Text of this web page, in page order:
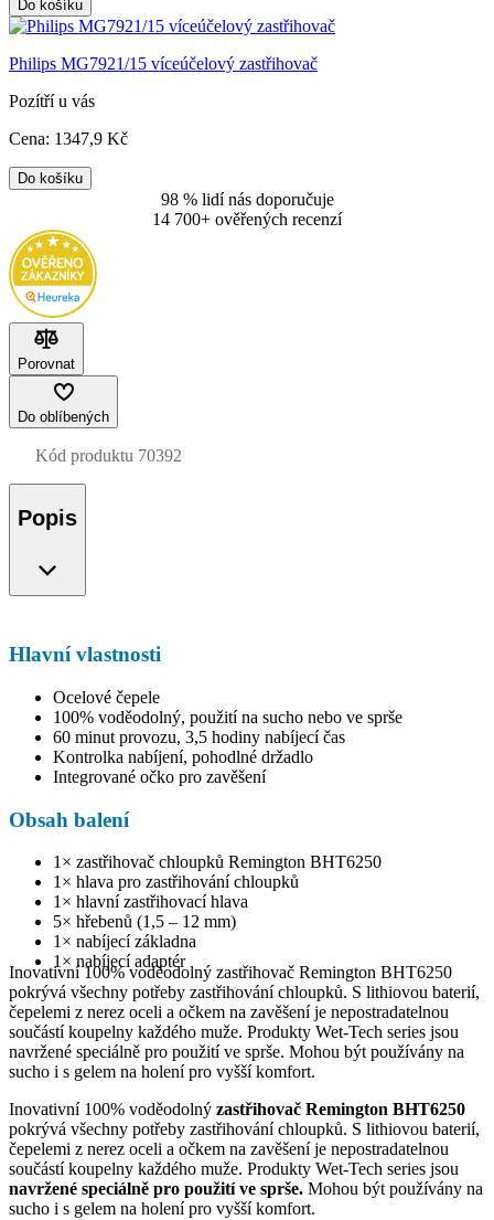
Do košíku
Philips MG7921/15 víceúčelový zastřihovač
Pozítří u vás
Cena: 1347,9 Kč
Do košíku
98 % lidí nás doporučuje
14 700+ ověřených recenzí
Porovnat
Do oblíbených
Kód produktu 70392
Popis
Hlavní vlastnosti
Ocelové čepele
100% voděodolný, použití na sucho nebo ve sprše
60 minut provozu, 3,5 hodiny nabíjecí čas
Kontrolka nabíjení, pohodlné držadlo
Integrované očko pro zavěšení
Obsah balení
1× zastřihovač chloupků Remington BHT6250
1× hlava pro zastřihování chloupků
1× hlavní zastřihovací hlava
5× hřebenů (1,5 – 12 mm)
1× nabíjecí základna
1× nabíjecí adaptér
Inovativní 100% voděodolný zastřihovač Remington BHT6250
pokrývá všechny potřeby zastřihování chloupků. S lithiovou baterií,
čepelemi z nerez oceli a očkem na zavěšení je nepostradatelnou
součástí koupelny každého muže. Produkty Wet-Tech series jsou
navržené speciálně pro použití ve sprše. Mohou být používány na
sucho i s gelem na holení pro vyšší komfort.
Inovativní 100% voděodolný zastřihovač Remington BHT6250
pokrývá všechny potřeby zastřihování chloupků. S lithiovou baterií,
čepelemi z nerez oceli a očkem na zavěšení je nepostradatelnou
součástí koupelny každého muže. Produkty Wet-Tech series jsou
navržené speciálně pro použití ve sprše. Mohou být používány na
sucho i s gelem na holení pro vyšší komfort.